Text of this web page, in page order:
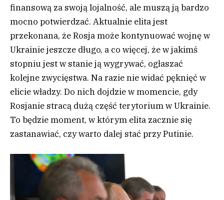
finansową za swoją lojalność, ale muszą ją bardzo
mocno potwierdzać. Aktualnie elita jest
przekonana, że Rosja może kontynuować wojnę w
Ukrainie jeszcze długo, a co więcej, że w jakimś
stopniu jest w stanie ją wygrywać, ogłaszać
kolejne zwycięstwa. Na razie nie widać pęknięć w
elicie władzy. Do nich dojdzie w momencie, gdy
Rosjanie stracą dużą część terytorium w Ukrainie.
To będzie moment, w którym elita zacznie się
zastanawiać, czy warto dalej stać przy Putinie.